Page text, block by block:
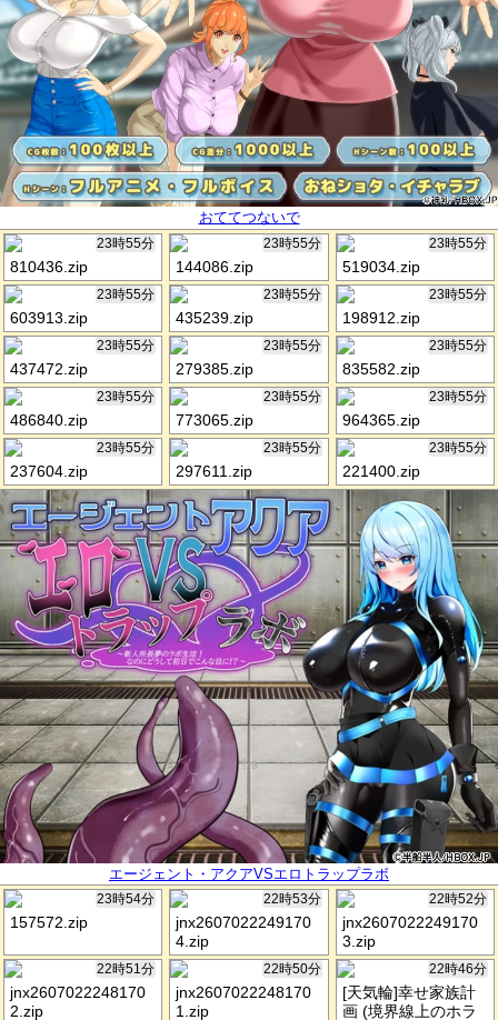
おててつないで
23時55分
810436.zip
23時55分
144086.zip
23時55分
519034.zip
23時55分
603913.zip
23時55分
435239.zip
23時55分
198912.zip
23時55分
437472.zip
23時55分
279385.zip
23時55分
835582.zip
23時55分
486840.zip
23時55分
773065.zip
23時55分
964365.zip
23時55分
237604.zip
23時55分
297611.zip
23時55分
221400.zip
エージェント・アクアVSエロトラップラボ
23時54分
157572.zip
22時53分
jnx2607022249170
4.zip
22時52分
jnx2607022249170
3.zip
22時51分
jnx2607022248170
2.zip
22時50分
jnx2607022248170
1.zip
22時46分
[天気輪]幸せ家族計
画 (境界線上のホラ